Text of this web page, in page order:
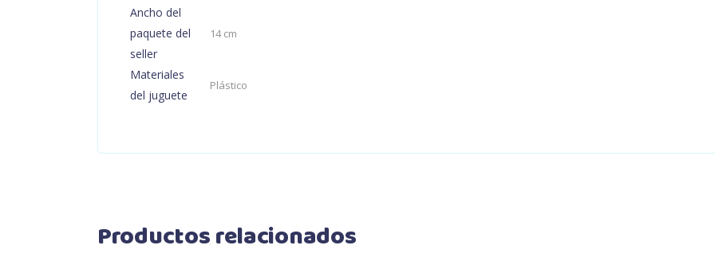
Ancho del
paquete del
seller
14 cm
Materiales
del juguete
Plástico
Productos relacionados